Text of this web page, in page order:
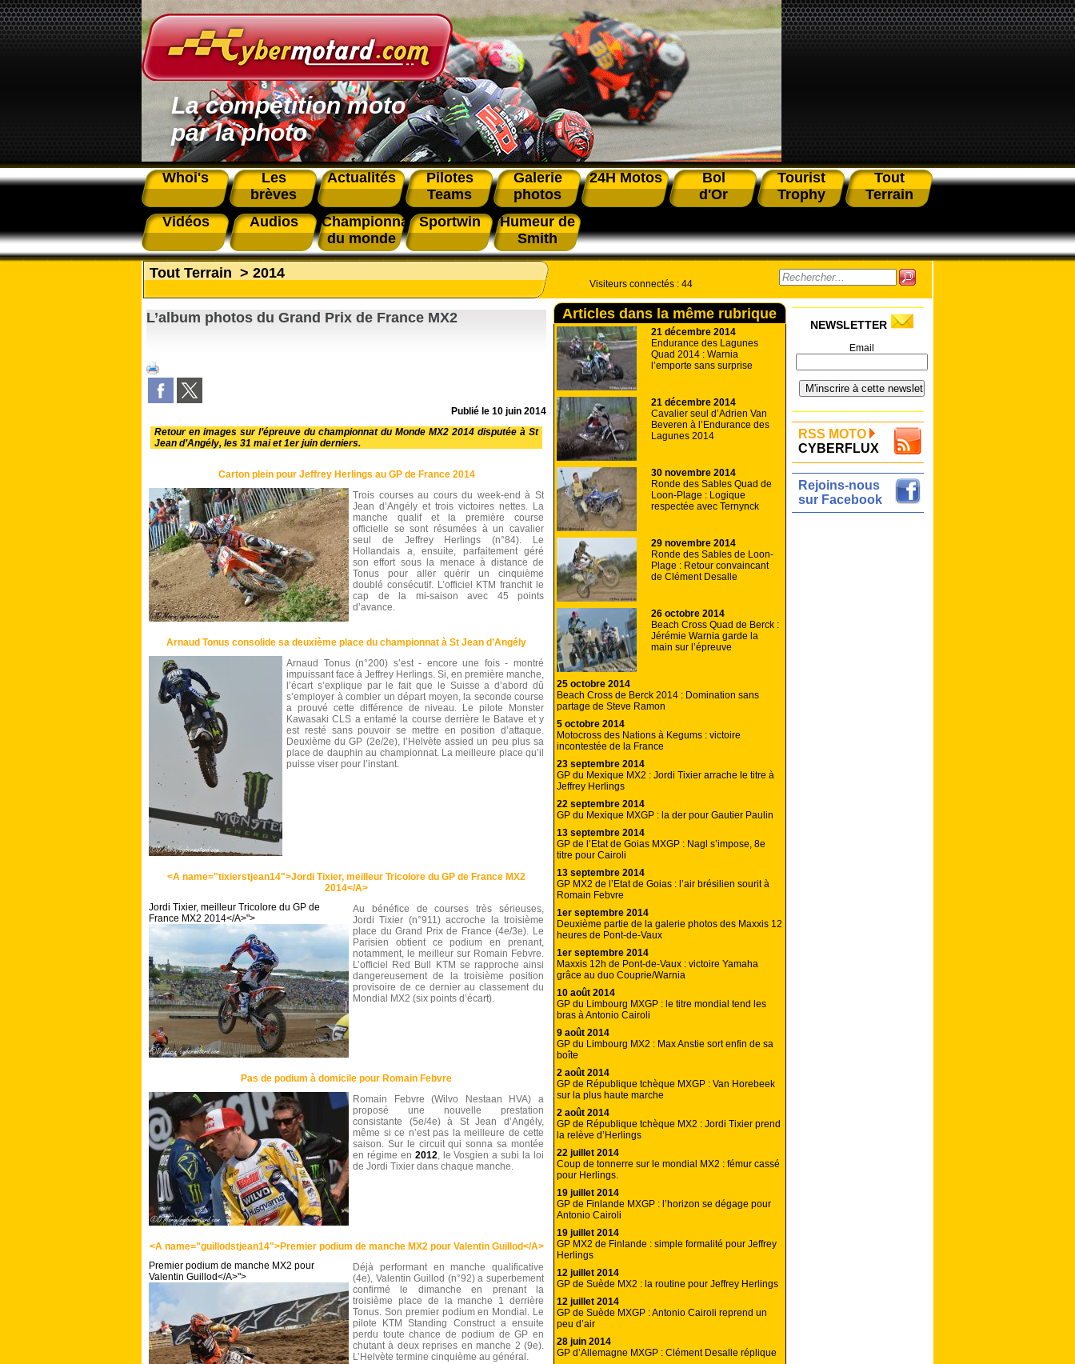
La compétition moto
par la photo
Whoi's
Les
brèves
Actualités
Pilotes
Teams
Galerie
photos
24H Motos
Bol
d'Or
Tourist
Trophy
Tout
Terrain
Vidéos
Audios
Championnat
du monde
Sportwin
Humeur de
Smith
Tout Terrain > 2014
L’album photos du Grand Prix de France MX2
Publié le 10 juin 2014
Retour en images sur l’épreuve du championnat du Monde MX2 2014 disputée à St
Jean d’Angély, les 31 mai et 1er juin derniers.
Carton plein pour Jeffrey Herlings au GP de France 2014
Trois courses au cours du week-end à St
Jean d’Angély et trois victoires nettes. La
manche qualif et la première course
officielle se sont résumées à un cavalier
seul de Jeffrey Herlings (n°84). Le
Hollandais a, ensuite, parfaitement géré
son effort sous la menace à distance de
Tonus pour aller quérir un cinquième
doublé consécutif. L’officiel KTM franchit le
cap de la mi-saison avec 45 points
d’avance.
Arnaud Tonus consolide sa deuxième place du championnat à St Jean d’Angély
Arnaud Tonus (n°200) s’est - encore une fois - montré
impuissant face à Jeffrey Herlings. Si, en première manche,
l’écart s’explique par le fait que le Suisse a d’abord dû
s’employer à combler un départ moyen, la seconde course
a prouvé cette différence de niveau. Le pilote Monster
Kawasaki CLS a entamé la course derrière le Batave et y
est resté sans pouvoir se mettre en position d’attaque.
Deuxième du GP (2e/2e), l’Helvète assied un peu plus sa
place de dauphin au championnat. La meilleure place qu’il
puisse viser pour l’instant.
<A name="tixierstjean14">Jordi Tixier, meilleur Tricolore du GP de France MX2
2014</A>
Jordi Tixier, meilleur Tricolore du GP de
France MX2 2014</A>">
Au bénéfice de courses très sérieuses,
Jordi Tixier (n°911) accroche la troisième
place du Grand Prix de France (4e/3e). Le
Parisien obtient ce podium en prenant,
notamment, le meilleur sur Romain Febvre.
L’officiel Red Bull KTM se rapproche ainsi
dangereusement de la troisième position
provisoire de ce dernier au classement du
Mondial MX2 (six points d’écart).
Pas de podium à domicile pour Romain Febvre
Romain Febvre (Wilvo Nestaan HVA) a
proposé une nouvelle prestation
consistante (5e/4e) à St Jean d’Angély,
même si ce n’est pas la meilleure de cette
saison. Sur le circuit qui sonna sa montée
en régime en 2012, le Vosgien a subi la loi
de Jordi Tixier dans chaque manche.
<A name="guillodstjean14">Premier podium de manche MX2 pour Valentin Guillod</A>
Premier podium de manche MX2 pour
Valentin Guillod</A>">
Déjà performant en manche qualificative
(4e), Valentin Guillod (n°92) a superbement
confirmé le dimanche en prenant la
troisième place de la manche 1 derrière
Tonus. Son premier podium en Mondial. Le
pilote KTM Standing Construct a ensuite
perdu toute chance de podium de GP en
chutant à deux reprises en manche 2 (9e).
L’Helvète termine cinquième au général.
Visiteurs connectés : 44
Articles dans la même rubrique
21 décembre 2014
Endurance des Lagunes
Quad 2014 : Warnia
l’emporte sans surprise
21 décembre 2014
Cavalier seul d’Adrien Van
Beveren à l’Endurance des
Lagunes 2014
30 novembre 2014
Ronde des Sables Quad de
Loon-Plage : Logique
respectée avec Ternynck
29 novembre 2014
Ronde des Sables de Loon-
Plage : Retour convaincant
de Clément Desalle
26 octobre 2014
Beach Cross Quad de Berck :
Jérémie Warnia garde la
main sur l’épreuve
25 octobre 2014
Beach Cross de Berck 2014 : Domination sans
partage de Steve Ramon
5 octobre 2014
Motocross des Nations à Kegums : victoire
incontestée de la France
23 septembre 2014
GP du Mexique MX2 : Jordi Tixier arrache le titre à
Jeffrey Herlings
22 septembre 2014
GP du Mexique MXGP : la der pour Gautier Paulin
13 septembre 2014
GP de l’Etat de Goias MXGP : Nagl s’impose, 8e
titre pour Cairoli
13 septembre 2014
GP MX2 de l’Etat de Goias : l’air brésilien sourit à
Romain Febvre
1er septembre 2014
Deuxième partie de la galerie photos des Maxxis 12
heures de Pont-de-Vaux
1er septembre 2014
Maxxis 12h de Pont-de-Vaux : victoire Yamaha
grâce au duo Couprie/Warnia
10 août 2014
GP du Limbourg MXGP : le titre mondial tend les
bras à Antonio Cairoli
9 août 2014
GP du Limbourg MX2 : Max Anstie sort enfin de sa
boîte
2 août 2014
GP de République tchèque MXGP : Van Horebeek
sur la plus haute marche
2 août 2014
GP de République tchèque MX2 : Jordi Tixier prend
la relève d’Herlings
22 juillet 2014
Coup de tonnerre sur le mondial MX2 : fémur cassé
pour Herlings.
19 juillet 2014
GP de Finlande MXGP : l’horizon se dégage pour
Antonio Cairoli
19 juillet 2014
GP MX2 de Finlande : simple formalité pour Jeffrey
Herlings
12 juillet 2014
GP de Suède MX2 : la routine pour Jeffrey Herlings
12 juillet 2014
GP de Suède MXGP : Antonio Cairoli reprend un
peu d’air
28 juin 2014
GP d’Allemagne MXGP : Clément Desalle réplique
NEWSLETTER
Email
RSS MOTO
CYBERFLUX
Rejoins-nous
sur Facebook